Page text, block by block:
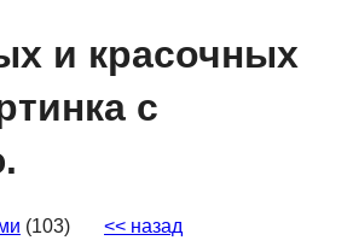
и красочных
с
(103) << назад